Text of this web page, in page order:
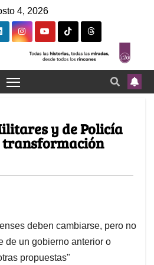
4, 2026
y de Policía
transformación
deben cambiarse, pero no
de un gobierno anterior o
propuestas"